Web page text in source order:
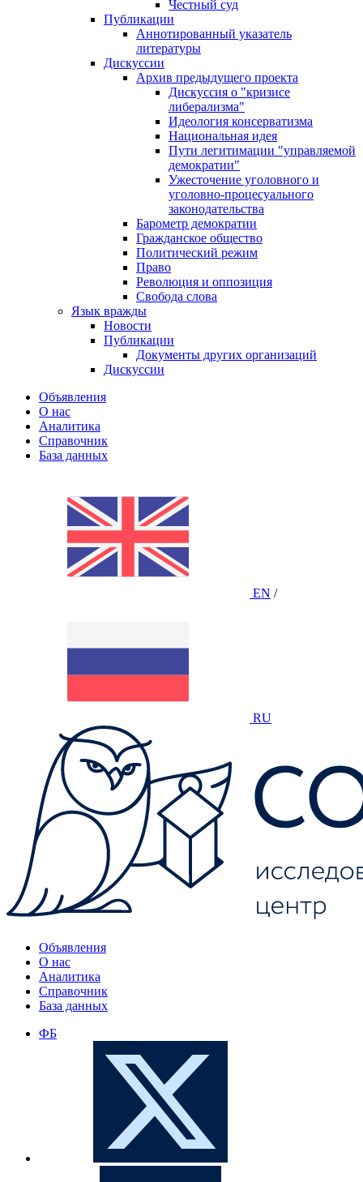
Честный суд
Публикации
Аннотированный указатель
литературы
Дискуссии
Архив предыдущего проекта
Дискуссия о "кризисе
либерализма"
Идеология консерватизма
Национальная идея
Пути легитимации "управляемой
демократии"
Ужесточение уголовного и
уголовно-процесуального
законодательства
Барометр демократии
Гражданское общество
Политический режим
Право
Революция и оппозиция
Свобода слова
Язык вражды
Новости
Публикации
Документы других организаций
Дискуссии
Объявления
О нас
Аналитика
Справочник
База данных
EN /
RU
Объявления
О нас
Аналитика
Справочник
База данных
ФБ